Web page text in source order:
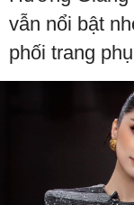
vẫn nổi bật
phối trang